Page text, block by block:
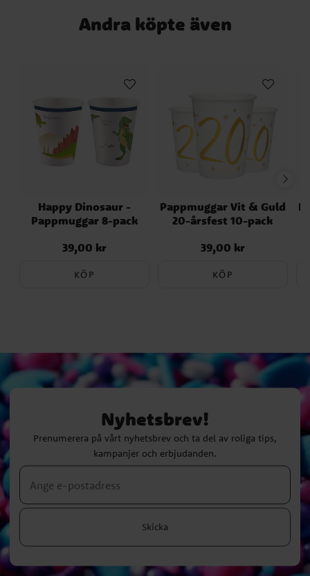
Andra köpte även
Happy Dinosaur -
Pappmuggar 8-pack
Pris:39,00 kr
39,00 kr
KÖP
Pappmuggar Vit & Guld
20-årsfest 10-pack
Pris:39,00 kr
39,00 kr
KÖP
Nyhetsbrev!
Prenumerera på vårt nyhetsbrev och ta del av roliga tips,
kampanjer och erbjudanden.
Skicka